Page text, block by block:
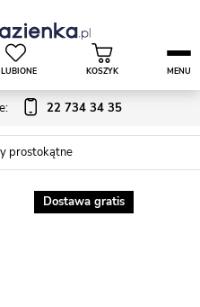
22 734 34 35
KOSZYK MENU
prostokątne
Dostawa gratis